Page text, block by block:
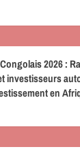
2026 :
investisseurs
en